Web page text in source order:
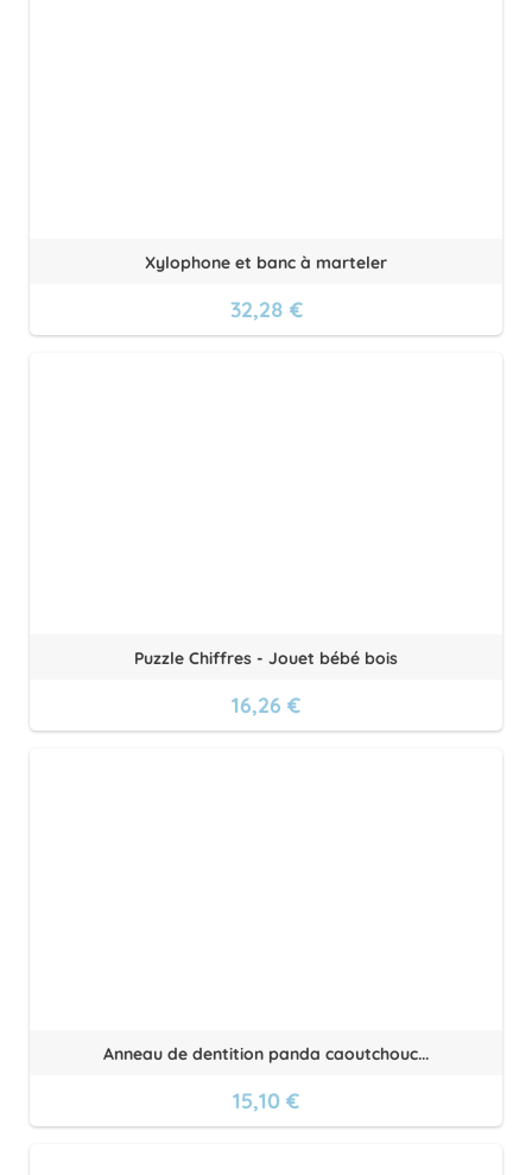
Xylophone et banc à marteler
32,28 €
Puzzle Chiffres - Jouet bébé bois
16,26 €
Anneau de dentition panda caoutchouc...
15,10 €